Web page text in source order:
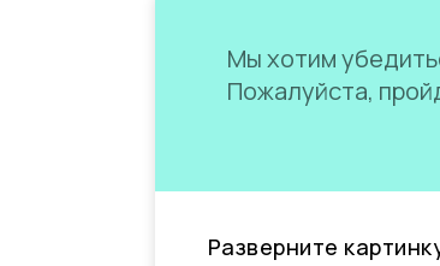
Мы хотим
Пожалуйста,
Разверните